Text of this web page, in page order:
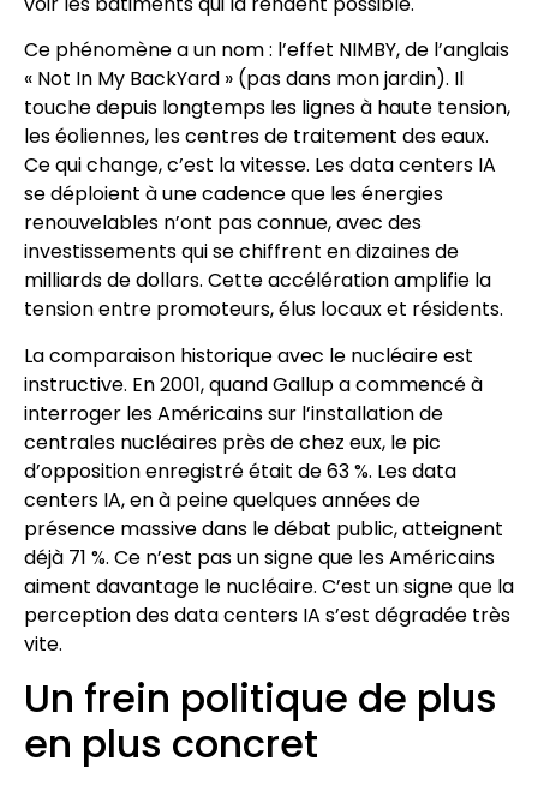
Ce phénomène a un nom : l’effet NIMBY, de l’anglais
« Not In My BackYard » (pas dans mon jardin). Il
touche depuis longtemps les lignes à haute tension,
les éoliennes, les centres de traitement des eaux.
Ce qui change, c’est la vitesse. Les data centers IA
se déploient à une cadence que les énergies
renouvelables n’ont pas connue, avec des
investissements qui se chiffrent en dizaines de
milliards de dollars. Cette accélération amplifie la
tension entre promoteurs, élus locaux et résidents.
La comparaison historique avec le nucléaire est
instructive. En 2001, quand Gallup a commencé à
interroger les Américains sur l’installation de
centrales nucléaires près de chez eux, le pic
d’opposition enregistré était de 63 %. Les data
centers IA, en à peine quelques années de
présence massive dans le débat public, atteignent
déjà 71 %. Ce n’est pas un signe que les Américains
aiment davantage le nucléaire. C’est un signe que la
perception des data centers IA s’est dégradée très
vite.
Un frein politique de plus
en plus concret